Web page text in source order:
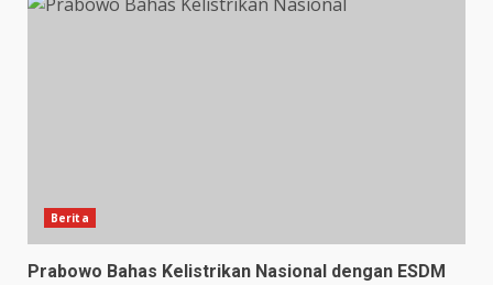
Berita
Prabowo Bahas Kelistrikan Nasional dengan ESDM